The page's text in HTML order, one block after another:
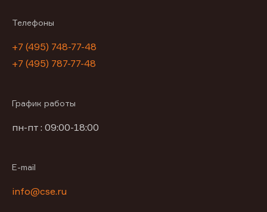
Телефоны
+7 (495) 748-77-48
+7 (495) 787-77-48
График работы
пн-пт : 09:00-18:00
E-mail
info@cse.ru